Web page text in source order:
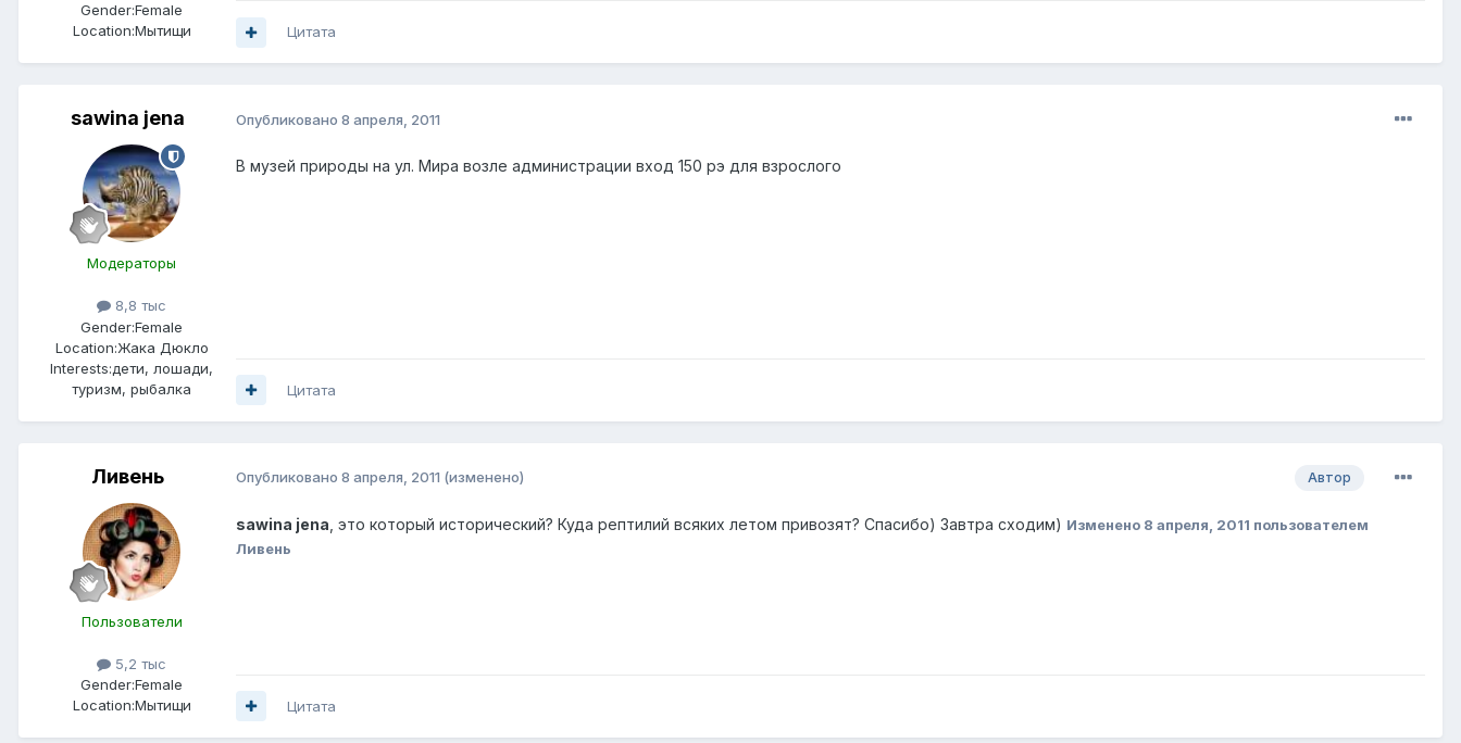
Gender:Female
Location:Мытищи Цитата
sawina jena
Модераторы
8,8 тыс
Gender:Female
Location:Жака Дюкло
Interests:дети, лошади,
туризм, рыбалка
Опубликовано 8 апреля, 2011
В музей природы на ул. Мира возле администрации вход 150 рэ для взрослого
Цитата
Ливень
Пользователи
5,2 тыс
Gender:Female
Location:Мытищи
Автор
Опубликовано 8 апреля, 2011 (изменено)
sawina jena , это который исторический? Куда рептилий всяких летом привозят? Спасибо) Завтра сходим) Изменено 8 апреля, 2011 пользователем
Ливень
Цитата